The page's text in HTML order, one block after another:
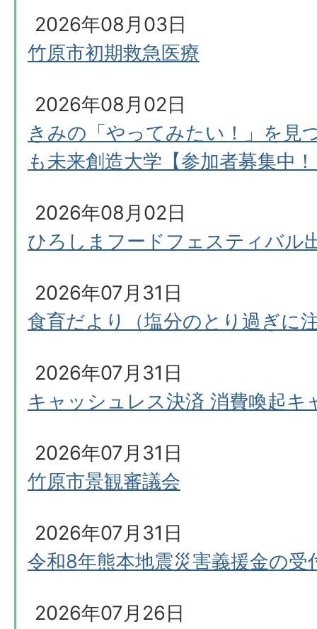
2026年08月03日
竹原市初期救急医療
2026年08月02日
きみの「やってみたい！」を見
も未来創造大学【参加者募集中
2026年08月02日
ひろしまフードフェスティバル
2026年07月31日
食育だより（塩分のとり過ぎに
2026年07月31日
キャッシュレス決済 消費喚起キ
2026年07月31日
竹原市景観審議会
2026年07月31日
令和8年熊本地震災害義援金の
2026年07月26日